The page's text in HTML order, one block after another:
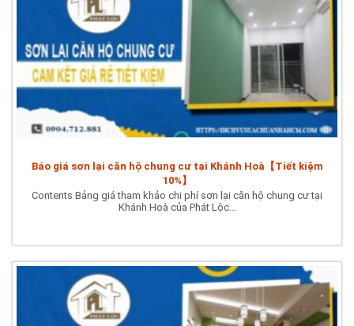
Báo giá sơn lại căn hộ chung cư tại Khánh Hoà【Tiết kiệm
10%】
Contents Bảng giá tham khảo chi phí sơn lại căn hộ chung cư tại
Khánh Hoà của Phát Lộc...